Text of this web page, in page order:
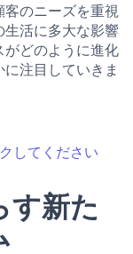
客のニーズを重視
生活に多大な影響
がどのように進化
注目していきま
してください
す新た